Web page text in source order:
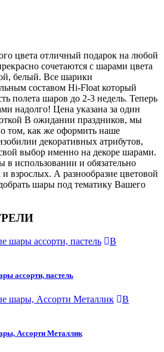
цвета отличный подарок на любой
сочетаются с шарами цвета
белый. Все шарики
составом Hi-Float который
полета шаров до 2-3 недель. Теперь
надолго! Цена указана за один
В ожидании праздников, мы
том, как же оформить наше
декоративных атрибутов,
выбор именно на декоре шарами.
в использовании и обязательно
взрослых. А разнообразие цветовой
шары под тематику Вашего
В
ассорти, пастель
В
Ассорти Металлик